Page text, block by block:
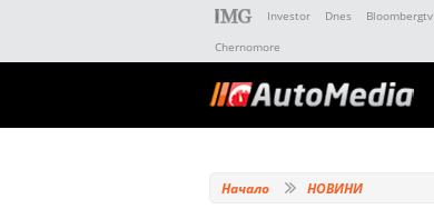
Investor Dnes Bloombergtv
Chernomore
Начало НОВИНИ